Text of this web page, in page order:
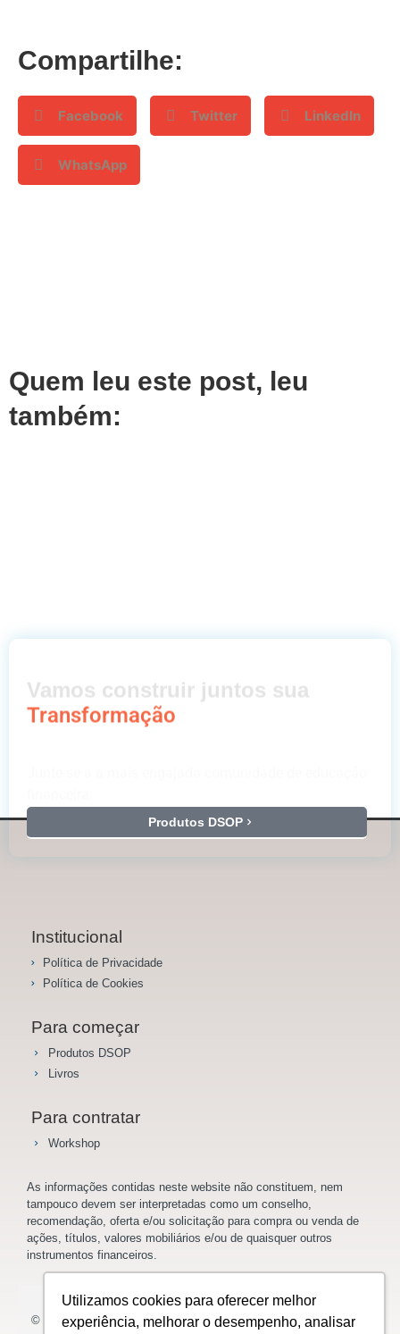
Utilizamos cookies para oferecer melhor
experiência, melhorar o desempenho, analisar
Compartilhe:
Facebook Twitter LinkedIn
WhatsApp
Quem leu este post, leu
também:
Vamos construir juntos sua
Transformação
Produtos DSOP
Institucional
Política de Privacidade
Política de Cookies
Para começar
Produtos DSOP
Livros
Para contratar
Workshop
As informações contidas neste website não constituem, nem
tampouco devem ser interpretadas como um conselho,
recomendação, oferta e/ou solicitação para compra ou venda de
ações, títulos, valores mobiliários e/ou de quaisquer outros
instrumentos financeiros.
© 2023 Saladoinvestidor.com.br Todos os direitos reservados.